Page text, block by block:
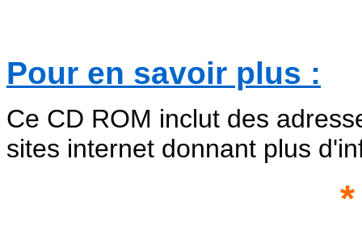
Pour en savoir plus :
Ce CD ROM inclut des
sites internet donnant plus